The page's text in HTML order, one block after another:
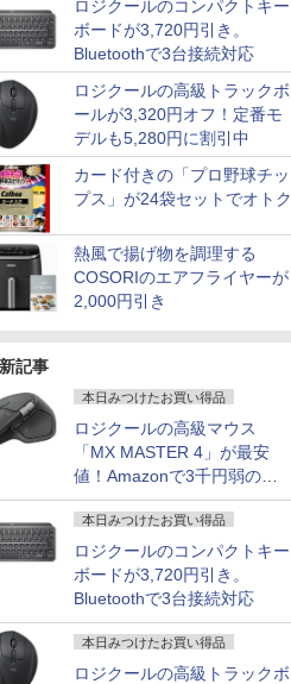
ロジクールのコンパクトキー
ボードが3,720円引き。
Bluetoothで3台接続対応
ロジクールの高級トラックボ
ールが3,320円オフ！定番モ
デルも5,280円に割引中
カード付きの「プロ野球チッ
プス」が24袋セットでオトク
熱風で揚げ物を調理する
COSORIのエアフライヤーが
2,000円引き
記事
本日みつけたお買い得品
ロジクールの高級マウス
「MX MASTER 4」が最安
値！Amazonで3千円弱の割
引
本日みつけたお買い得品
ロジクールのコンパクトキー
ボードが3,720円引き。
Bluetoothで3台接続対応
本日みつけたお買い得品
ロジクールの高級トラックボ